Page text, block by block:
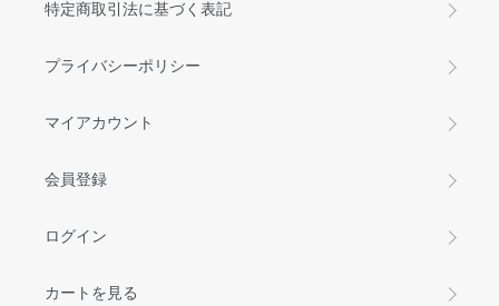
特定商取引法に基づく表記
プライバシーポリシー
マイアカウント
会員登録
ログイン
カートを見る